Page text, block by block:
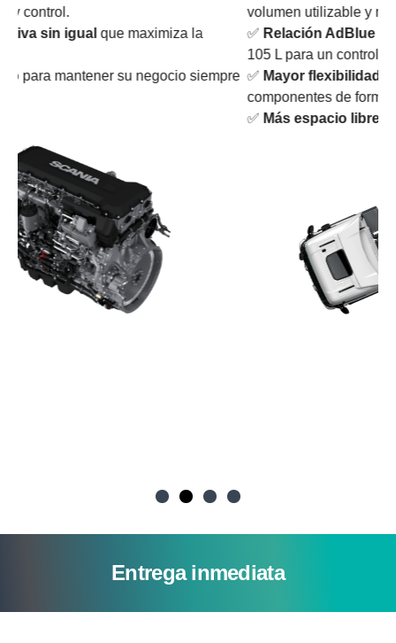
que maximiza la
su negocio siempre
volumen utilizable y más autonomía.
✅Relación AdBlue mejorada 1:1
105 L para un control de emisiones
✅Mayor flexibilidad del chasis,
componentes de forma estratégica.
Más espacio libre para
Entrega inmediata